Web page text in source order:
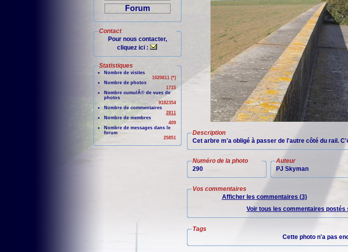
Forum
Contact
Pour nous contacter,
cliquez ici :
Statistiques
Nombre de visites
1020811 (*)
Nombre de photos
1715
Nombre cumulÃ© de vues de
photos
9182354
Nombre de commentaires
2811
Nombre de membres
409
Nombre de messages dans le
forum
25851
Description
Cet arbre m'a obligé à passer de l'autre côté du rail.
Numéro de la photo
290
Auteur
PJ Skyman
Vos commentaires
Afficher les commentaires (3)
Voir tous les commentaires postés
Tags
Cette photo n'a pas